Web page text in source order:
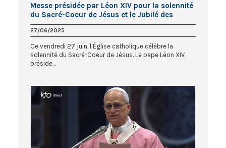
Messe présidée par Léon XIV pour la solennité
du Sacré-Coeur de Jésus et le Jubilé des
prêtres
27/06/2025
Ce vendredi 27 juin, l’Église catholique célèbre la
solennité du Sacré-Coeur de Jésus. Le pape Léon XIV
préside...